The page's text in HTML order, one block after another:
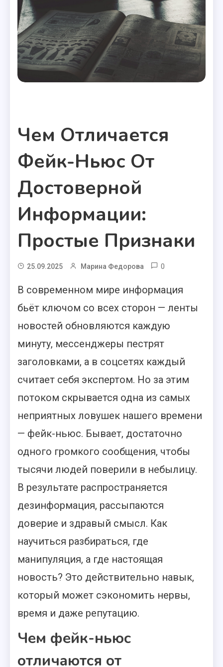
Чем Отличается
Фейк-Ньюс От
Достоверной
Информации:
Простые Признаки
25.09.2025 Марина Федорова 0
В современном мире информация
бьёт ключом со всех сторон — ленты
новостей обновляются каждую
минуту, мессенджеры пестрят
заголовками, а в соцсетях каждый
считает себя экспертом. Но за этим
потоком скрывается одна из самых
неприятных ловушек нашего времени
— фейк-ньюс. Бывает, достаточно
одного громкого сообщения, чтобы
тысячи людей поверили в небылицу.
В результате распространяется
дезинформация, рассыпаются
доверие и здравый смысл. Как
научиться разбираться, где
манипуляция, а где настоящая
новость? Это действительно навык,
который может сэкономить нервы,
время и даже репутацию.
Чем фейк-ньюс
отличаются от